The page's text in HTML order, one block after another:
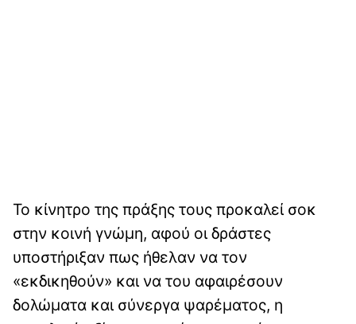
Το κίνητρο της πράξης τους προκαλεί σοκ
στην κοινή γνώμη, αφού οι δράστες
υποστήριξαν πως ήθελαν να τον
«εκδικηθούν» και να του αφαιρέσουν
δολώματα και σύνεργα ψαρέματος, η